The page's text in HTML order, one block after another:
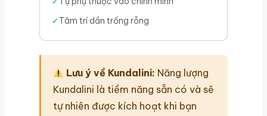
Tâm trí dần trống rỗng
Lưu ý về Kundalini: Năng lượng
Kundalini là tiềm năng sẵn có và sẽ
tự nhiên được kích hoạt khi bạn